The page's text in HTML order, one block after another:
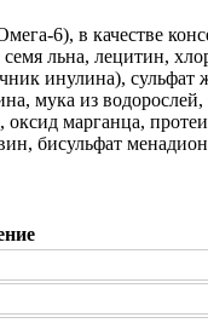
6), в качестве
льна, лецитин,
инулина),
мука из водорослей,
марганца,
бисульфат